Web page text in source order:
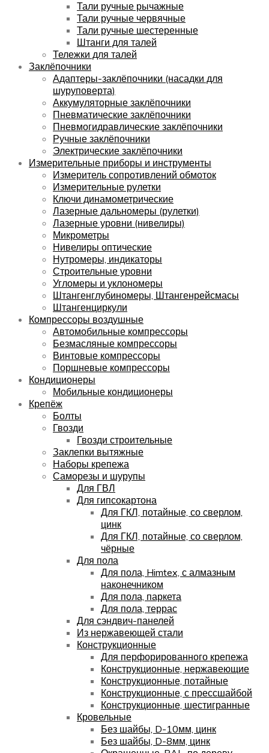
Тали ручные рычажные
Тали ручные червячные
Тали ручные шестеренные
Штанги для талей
Тележки для талей
Заклёпочники
Адаптеры-заклёпочники (насадки для
шуруповерта)
Аккумуляторные заклёпочники
Пневматические заклёпочники
Пневмогидравлические заклёпочники
Ручные заклёпочники
Электрические заклёпочники
Измерительные приборы и инструменты
Измеритель сопротивлений обмоток
Измерительные рулетки
Ключи динамометрические
Лазерные дальномеры (рулетки)
Лазерные уровни (нивелиры)
Микрометры
Нивелиры оптические
Нутромеры, индикаторы
Строительные уровни
Угломеры и уклономеры
Штангенглубиномеры, Штангенрейсмасы
Штангенциркули
Компрессоры воздушные
Автомобильные компрессоры
Безмасляные компрессоры
Винтовые компрессоры
Поршневые компрессоры
Кондиционеры
Мобильные кондиционеры
Крепёж
Болты
Гвозди
Гвозди строительные
Заклепки вытяжные
Наборы крепежа
Саморезы и шурупы
Для ГВЛ
Для гипсокартона
Для ГКЛ, потайные, со сверлом,
цинк
Для ГКЛ, потайные, со сверлом,
чёрные
Для пола
Для пола, Himtex, с алмазным
наконечником
Для пола, паркета
Для пола, террас
Для сэндвич-панелей
Из нержавеющей стали
Конструкционные
Для перфорированного крепежа
Конструкционные, нержавеющие
Конструкционные, потайные
Конструкционные, с прессшайбой
Конструкционные, шестигранные
Кровельные
Без шайбы, D-10мм, цинк
Без шайбы, D-8мм, цинк